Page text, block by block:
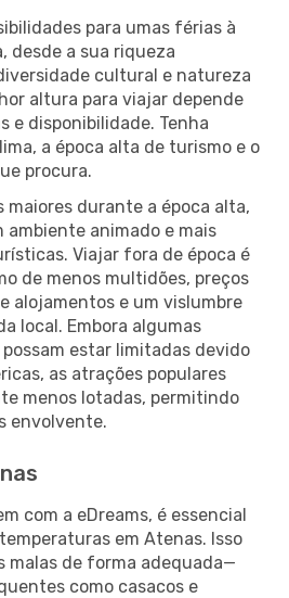
para umas férias à
desde a sua riqueza
cultural e natureza
altura para viajar depende
e disponibilidade. Tenha
a época alta de turismo e o
procura.
maiores durante a época alta,
ambiente animado e mais
Viajar fora de época é
de menos multidões, preços
alojamentos e um vislumbre
local. Embora algumas
estar limitadas devido
as atrações populares
menos lotadas, permitindo
envolvente.
com a eDreams, é essencial
em Atenas. Isso
malas de forma adequada—
como casacos e